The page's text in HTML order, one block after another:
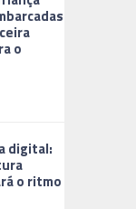
o
digital:
o ritmo